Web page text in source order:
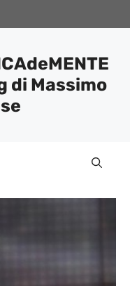
di Massimo